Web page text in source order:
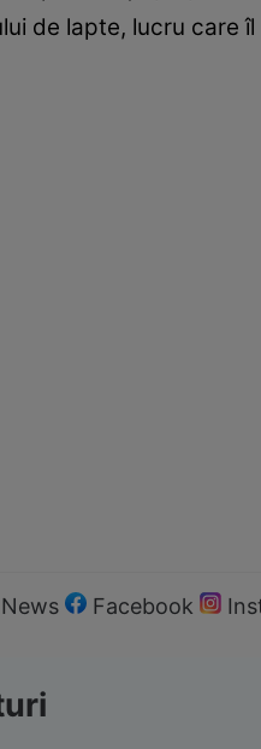
de lapte, lucru care
Facebook